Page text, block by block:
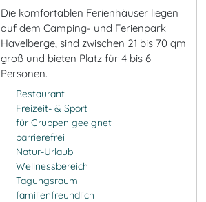
Die komfortablen Ferienhäuser liegen
auf dem Camping- und Ferienpark
Havelberge, sind zwischen 21 bis 70 qm
groß und bieten Platz für 4 bis 6
Personen.
Restaurant
Freizeit- & Sport
für Gruppen geeignet
barrierefrei
Natur-Urlaub
Wellnessbereich
Tagungsraum
familienfreundlich